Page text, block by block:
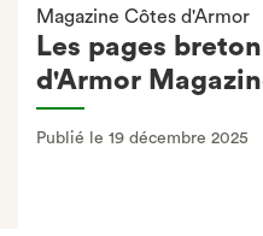
Magazine Côtes d'Armor
Les pages
d'Armor
Publié le 19 décembre 2025